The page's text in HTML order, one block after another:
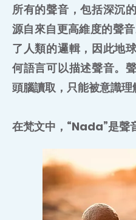
所有的聲音，包括深沉
源自來自更高維度的聲
了人類的邏輯，因此地
何語言可以描述聲音。
頭腦讀取，只能被意識理
在梵文中，“Nada”是聲